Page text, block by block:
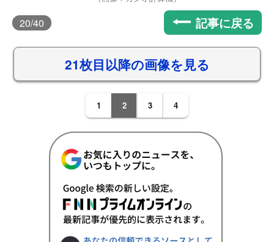
20/40 記事に戻る
21枚目以降の画像を見る
1 2 3 4